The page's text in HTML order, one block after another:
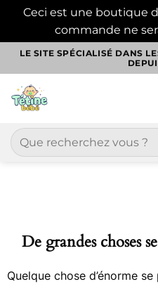
Ceci est une boutique
commande ne
Passer
contenu
LE SITE SPÉCIALISÉ DANS
Recherche
pour :
De grandes choses
Quelque chose d’énorme